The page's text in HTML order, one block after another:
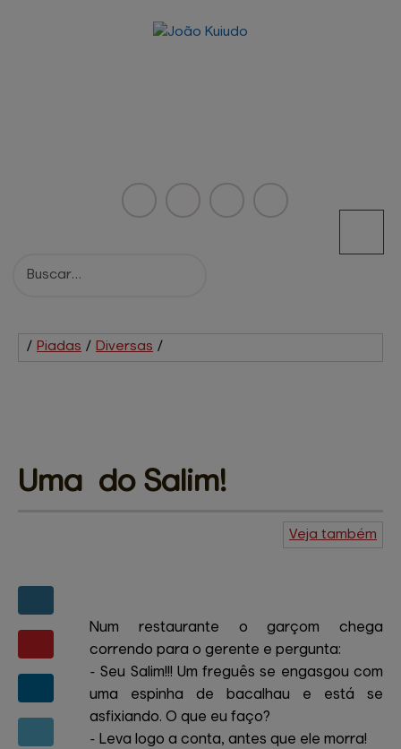
/ Piadas / Diversas /
Uma do Salim!
Veja também
Num restaurante o garçom chega
correndo para o gerente e pergunta:
- Seu Salim!!! Um freguês se engasgou com
uma espinha de bacalhau e está se
asfixiando. O que eu faço?
- Leva logo a conta, antes que ele morra!